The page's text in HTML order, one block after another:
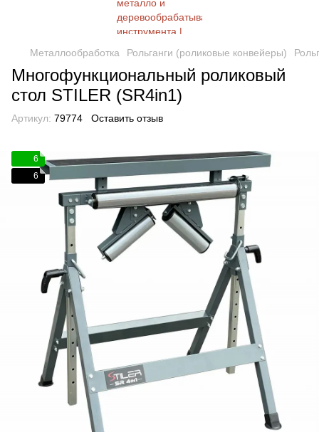
Металлообработка Рольганги (роликовые конвейеры)
Многофункциональный роликовый
стол STILER (SR4in1)
Артикул: 79774 Оставить отзыв
6
6